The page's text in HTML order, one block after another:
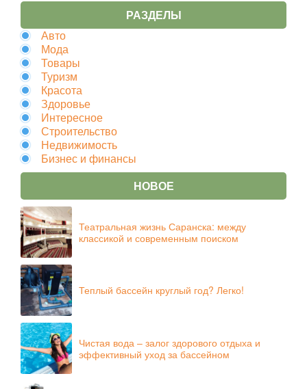
РАЗДЕЛЫ
Авто
Мода
Товары
Туризм
Красота
Здоровье
Интересное
Строительство
Недвижимость
Бизнес и финансы
НОВОЕ
Театральная жизнь Саранска: между
классикой и современным поиском
Теплый бассейн круглый год? Легко!
Чистая вода – залог здорового отдыха и
эффективный уход за бассейном